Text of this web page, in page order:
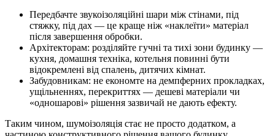
Передбачте звукоізоляційні шари між стінами, під
стяжку, під дах — це краще ніж «наклеїти» матеріал
після завершення обробки.
Архітекторам: розділяйте гучні та тихі зони будинку —
кухня, домашня техніка, котельня повинні бути
відокремлені від спалень, дитячих кімнат.
Забудовникам: не економте на демпферних прокладках,
ущільненнях, перекриттях — дешеві матеріали чи
«одношарові» рішення зазвичай не дають ефекту.
Таким чином, шумоізоляція стає не просто додатком, а